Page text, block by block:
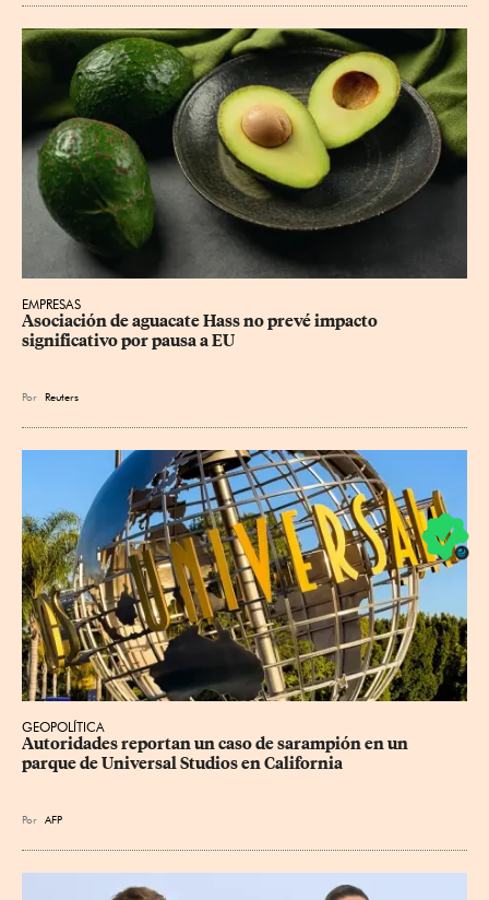
EMPRESAS
Asociación de aguacate Hass no prevé impacto
significativo por pausa a EU
Por Reuters
GEOPOLÍTICA
Autoridades reportan un caso de sarampión en un
parque de Universal Studios en California
Por AFP